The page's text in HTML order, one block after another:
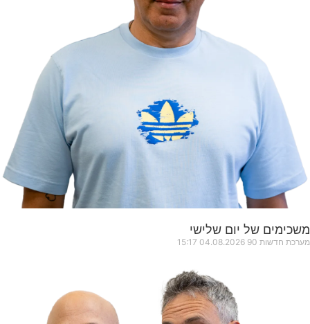
משכימים של יום שלישי
מערכת חדשות 90 04.08.2026
15:17